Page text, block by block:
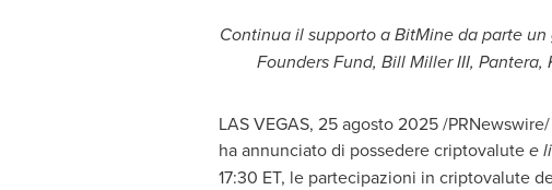
Continua il supporto a BitMine da parte
Founders Fund, Bill Miller III, Pantera,
LAS VEGAS, 25 agosto 2025/PRNewswire/
ha annunciato di possedere criptovalutee
17:30 ET, le partecipazioni in criptovalute